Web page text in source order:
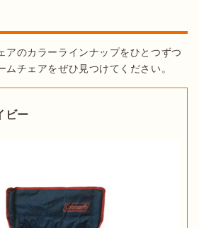
アのカラーラインナップをひとつずつ
チェアをぜひ見つけてください。
ビー